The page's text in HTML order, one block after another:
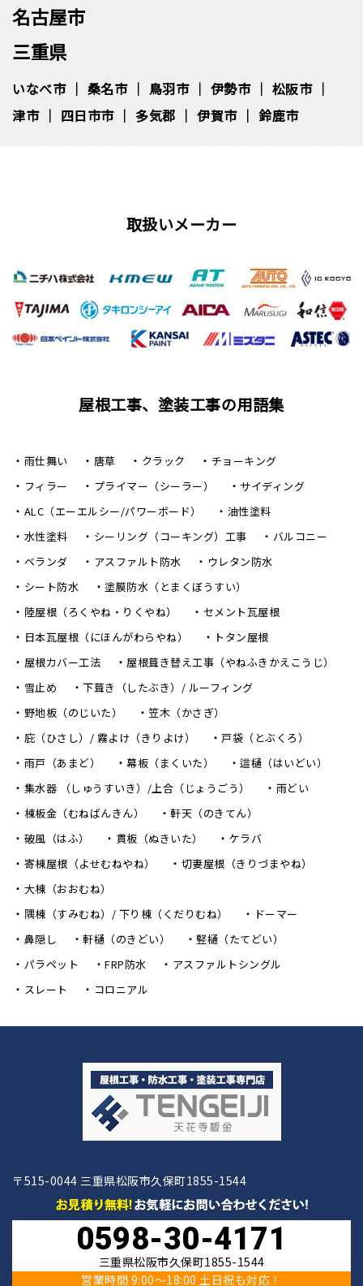
名古屋市
三重県
いなべ市 桑名市 鳥羽市 伊勢市
松阪市
津市
四日市市 多気郡 伊賀市 鈴鹿市
取扱いメーカー
屋根工事、塗装工事の用語集
雨仕舞い 唐草 クラック
チョーキング
フィラー
プライマー（シーラー）
サイディング
ALC（エーエルシー/パワーボード）
油性塗料
水性塗料
シーリング（コーキング）工事
バルコニー
ベランダ
アスファルト防水
ウレタン防水
シート防水
塗膜防水（とまくぼうすい）
陸屋根（ろくやね・りくやね）
セメント瓦屋根
日本瓦屋根（にほんがわらやね）
トタン屋根
屋根カバー工法
屋根葺き替え工事（やねふきかえこうじ）
雪止め
下葺き（したぶき）/ ルーフィング
野地板（のじいた）
笠木（かさぎ）
庇（ひさし）/ 霧よけ（きりよけ）
戸袋（とぶくろ）
雨戸（あまど）
幕板（まくいた）
這樋（はいどい）
集水器 （しゅうすいき）/上合（じょうごう）
雨どい
棟板金（むねばんきん）
軒天（のきてん）
破風（はふ）
貫板（ぬきいた）
ケラバ
寄棟屋根（よせむねやね）
切妻屋根（きりづまやね）
大棟（おおむね）
隅棟（すみむね）/ 下り棟（くだりむね）
ドーマー
鼻隠し
軒樋（のきどい）
竪樋（たてどい）
パラペット
FRP防水
アスファルトシングル
スレート
コロニアル
〒515-0044 三重県松阪市久保町1855-1544
0598-30-4171
三重県松阪市久保町1855-1544
営業時間 9:00〜18:00 土日祝も対応！